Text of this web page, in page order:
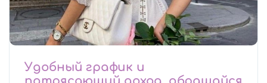
Удобный график и